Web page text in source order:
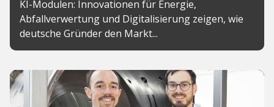
KI-Modulen: Innovationen für Energie,
Abfallverwertung und Digitalisierung zeigen, wie
deutsche Gründer den Markt...